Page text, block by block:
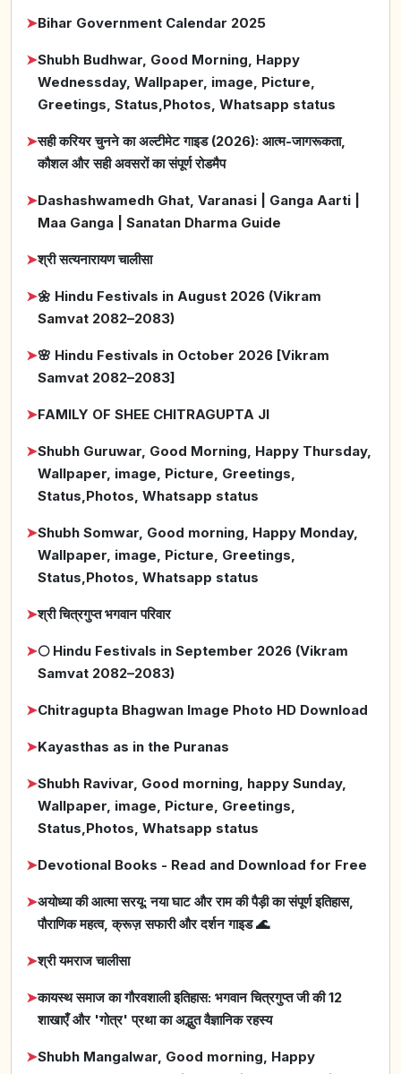
➤Bihar Government Calendar 2025
➤Shubh Budhwar, Good Morning, Happy
Wednessday, Wallpaper, image, Picture,
Greetings, Status,Photos, Whatsapp status
➤सही करियर चुनने का अल्टीमेट गाइड (2026): आत्म-जागरूकता,
कौशल और सही अवसरों का संपूर्ण रोडमैप
➤Dashashwamedh Ghat, Varanasi | Ganga Aarti |
Maa Ganga | Sanatan Dharma Guide
➤श्री सत्यनारायण चालीसा
➤🌼 Hindu Festivals in August 2026 (Vikram
Samvat 2082–2083)
➤🌸 Hindu Festivals in October 2026 [Vikram
Samvat 2082–2083]
➤FAMILY OF SHEE CHITRAGUPTA JI
➤Shubh Guruwar, Good Morning, Happy Thursday,
Wallpaper, image, Picture, Greetings,
Status,Photos, Whatsapp status
➤Shubh Somwar, Good morning, Happy Monday,
Wallpaper, image, Picture, Greetings,
Status,Photos, Whatsapp status
➤श्री चित्रगुप्त भगवान परिवार
➤🌕 Hindu Festivals in September 2026 (Vikram
Samvat 2082–2083)
➤Chitragupta Bhagwan Image Photo HD Download
➤Kayasthas as in the Puranas
➤Shubh Ravivar, Good morning, happy Sunday,
Wallpaper, image, Picture, Greetings,
Status,Photos, Whatsapp status
➤Devotional Books - Read and Download for Free
➤अयोध्या की आत्मा सरयू: नया घाट और राम की पैड़ी का संपूर्ण इतिहास,
पौराणिक महत्व, क्रूज़ सफारी और दर्शन गाइड 🌊
➤श्री यमराज चालीसा
➤कायस्थ समाज का गौरवशाली इतिहास: भगवान चित्रगुप्त जी की 12
शाखाएँ और 'गोत्र' प्रथा का अद्भुत वैज्ञानिक रहस्य
➤Shubh Mangalwar, Good morning, Happy